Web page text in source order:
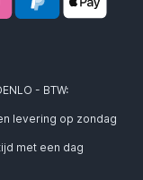
- BTW:
levering op zondag
met een dag